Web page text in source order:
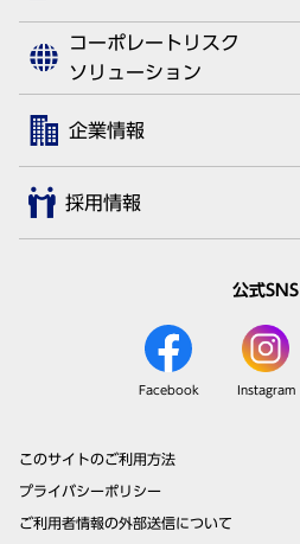
コーポレートリスク
ソリューション
企業情報
採用情報
公式SNS
Facebook Instagram
このサイトのご利用方法
プライバシーポリシー
ご利用者情報の外部送信について